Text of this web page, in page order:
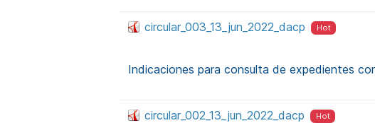
circular_003_13_jun_2022_dacp Hot
Indicaciones para consulta de expedientes
circular_002_13_jun_2022_dacp Hot